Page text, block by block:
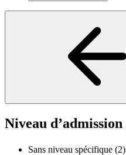
Niveau d’admission
Sans niveau spécifique (2)